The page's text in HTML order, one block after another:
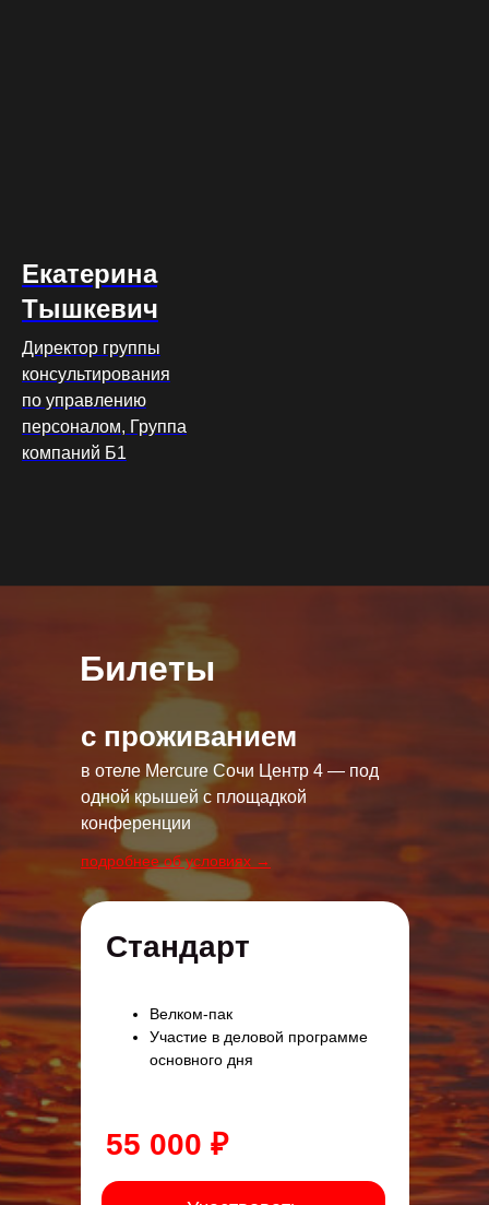
Екатерина
Тышкевич
Директор группы
консультирования
по управлению
персоналом, Группа
компаний Б1
Билеты
подробнее об условиях →
в отеле Mercure Сочи Центр 4 — под
одной крышей с площадкой
конференции
с проживанием
Стандарт
Велком-пак
Участие в деловой программе
основного дня
55 000 ₽